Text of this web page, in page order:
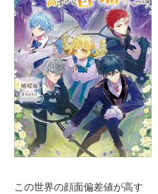
この世界の顔面偏差値が高す